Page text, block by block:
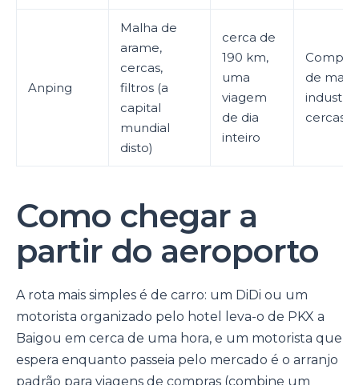
Anping
Malha de
arame,
cercas,
filtros (a
capital
mundial
disto)
cerca de
190 km,
uma
viagem
de dia
inteiro
de
cercas
Como chegar a
partir do aeroporto
A rota mais simples é de carro: um DiDi ou um
motorista organizado pelo hotel leva-o de PKX a
Baigou em cerca de uma hora, e um motorista que
espera enquanto passeia pelo mercado é o arranjo
padrão para viagens de compras (combine um